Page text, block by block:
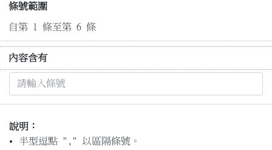
條號範圍
自第 1 條至第 6 條
內容含有
說明：
半型逗點 "," 以區隔條號。